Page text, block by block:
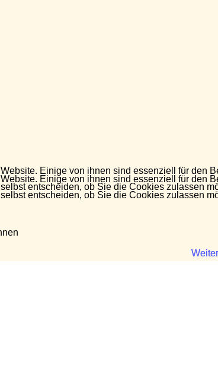
Einige von ihnen sind essenziell für den
entscheiden, ob Sie die Cookies zulassen
Einige von ihnen sind essenziell für den
entscheiden, ob Sie die Cookies zulassen